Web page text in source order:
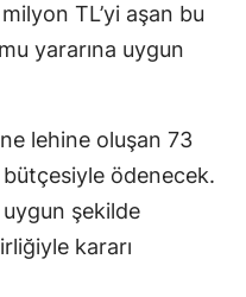
TL’yi aşan bu
yararına uygun
lehine oluşan 73
ödenecek.
uygun şekilde
kararı